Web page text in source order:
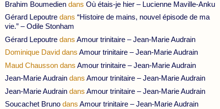
Brahim Boumedien dans Où étais-je hier – Lucienne Maville-Anku
Gérard Lepoutre dans “Histoire de mains, nouvel épisode de ma
vie.” – Odile Stonham
Gérard Lepoutre dans Amour trinitaire – Jean-Marie Audrain
Dominique David dans Amour trinitaire – Jean-Marie Audrain
Maud Chausson dans Amour trinitaire – Jean-Marie Audrain
Jean-Marie Audrain dans Amour trinitaire – Jean-Marie Audrain
Jean-Marie Audrain dans Amour trinitaire – Jean-Marie Audrain
Soucachet Bruno dans Amour trinitaire – Jean-Marie Audrain